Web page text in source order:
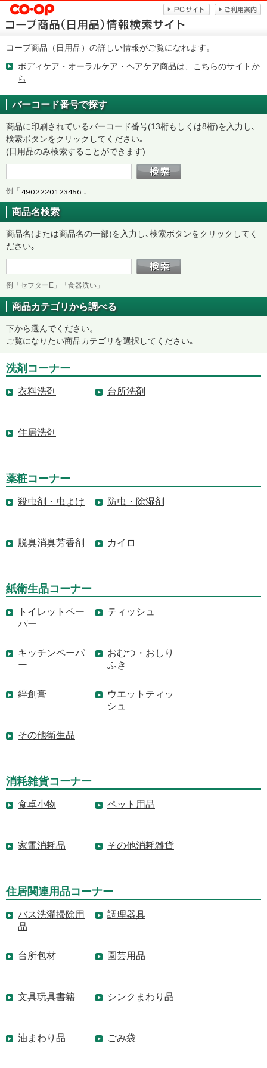
コープ商品（日用品）の詳しい情報がご覧になれます。
ボディケア・オーラルケア・ヘアケア商品は、こちらのサイトか
ら
バーコード番号で探す
商品に印刷されているバーコード番号(13桁もしくは8桁)を入力し､
検索ボタンをクリックしてください｡
(日用品のみ検索することができます)
例「 」
商品名検索
商品名(または商品名の一部)を入力し､検索ボタンをクリックしてく
ださい｡
例「セフターE」「食器洗い」
商品カテゴリから調べる
下から選んでください。
ご覧になりたい商品カテゴリを選択してください｡
洗剤コーナー
衣料洗剤 台所洗剤
住居洗剤
薬粧コーナー
殺虫剤・虫よけ 防虫・除湿剤
脱臭消臭芳香剤 カイロ
紙衛生品コーナー
トイレットペー
パー
ティッシュ
キッチンペーパ
ー
おむつ・おしり
ふき
絆創膏
ウエットティッ
シュ
その他衛生品
消耗雑貨コーナー
食卓小物 ペット用品
家電消耗品 その他消耗雑貨
住居関連用品コーナー
バス洗濯掃除用
品
調理器具
台所包材 園芸用品
文具玩具書籍 シンクまわり品
油まわり品 ごみ袋